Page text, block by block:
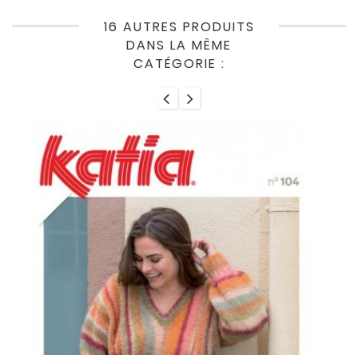
16 AUTRES PRODUITS
DANS LA MÊME
CATÉGORIE :